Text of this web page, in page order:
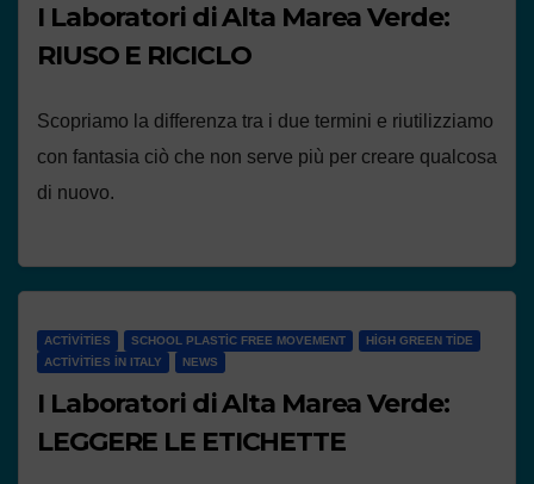
I Laboratori di Alta Marea Verde:
RIUSO E RICICLO
Scopriamo la differenza tra i due termini e riutilizziamo
con fantasia ciò che non serve più per creare qualcosa
di nuovo.
ACTIVITIES SCHOOL PLASTIC FREE MOVEMENT
HIGH GREEN TIDE
ACTIVITIES IN ITALY
NEWS
I Laboratori di Alta Marea Verde:
LEGGERE LE ETICHETTE